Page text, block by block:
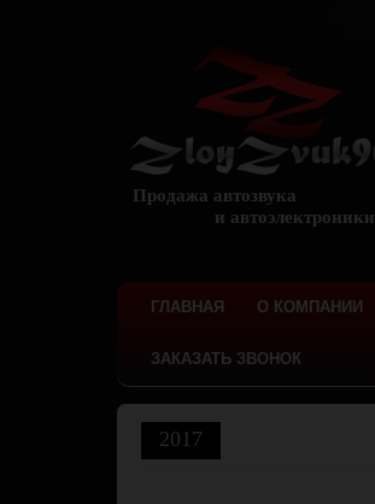
Продажа автозвука
и автоэлектроники
ГЛАВНАЯ О КОМПАНИИ
ЗАКАЗАТЬ ЗВОНОК
2017